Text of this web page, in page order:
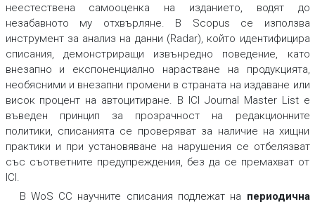
неестествена самооценка на изданието, водят до
незабавното му отхвърляне. В Scopus се използва
инструмент за анализ на данни (Radar), който идентифицира
списания, демонстриращи извънредно поведение, като
внезапно и експоненциално нарастване на продукцията,
необясними и внезапни промени в страната на издаване или
висок процент на автоцитиране. В ICI Journal Master Listе
въведен принцип за прозрачност на редакционните
политики, списанията се проверяват за наличие на хищни
практики и при установяване на нарушения се отбелязват
със съответните предупреждения, без да се премахват от
ICI.
В WoS CC научните списания подлежат на периодична